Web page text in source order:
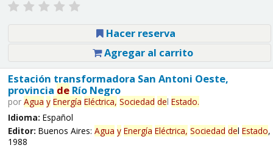
Hacer reserva
Agregar al carrito
Estación transformadora San Antoni Oeste,
provincia deRío Negro
por Agua y Energía Eléctrica, Sociedad del Estado.
Idioma: Español
Editor: Buenos Aires: Agua y Energía Eléctrica, Sociedad del Estado,
1988